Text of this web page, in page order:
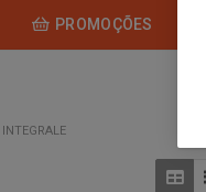
PROMOÇÕES
INTEGRALE